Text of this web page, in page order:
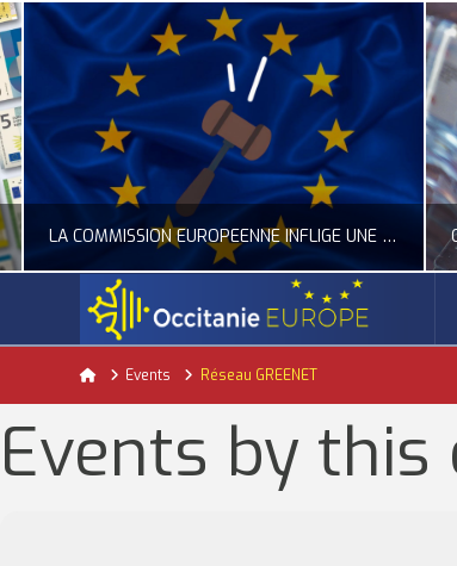
LA COMMISSION EUROPÉENNE INFLIGE UNE AMENDE RECORD À GOOGLE
ACTUALITÉ DE L'UNION EUROPÉENNE, ACTUALITÉ DE LA REPRÉSENTATION D’OCCITANIE EUROPE, NUMÉRIQUE- DIGITAL
JUILLET 24, 2026
HomeEvents Réseau GREENET
Events by this